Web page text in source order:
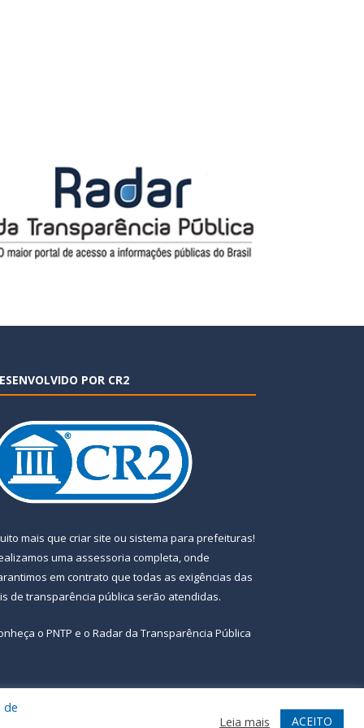
POR CR2
mais que criar site ou sistema para prefeituras!
uma assessoria completa, onde
em contrato que todas as exigências das
de transparência pública serão atendidas.
o PNTP e o Radar da Transparência Pública
Acessar Webmail
de
Leia mais ACEITO